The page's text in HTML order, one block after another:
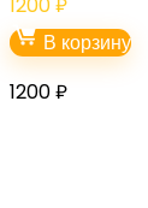
В корзину
1200₽